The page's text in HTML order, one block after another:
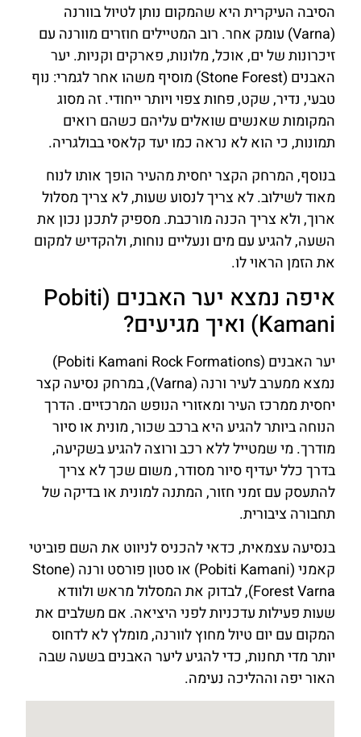
הסיבה העיקרית היא שהמקום נותן לטיול בוורנה
(Varna) עומק אחר. רוב המטיילים חוזרים מוורנה עם
זיכרונות של ים, אוכל, מלונות, פארקים וקניות. יער
האבנים (Stone Forest) מוסיף משהו אחר לגמרי: נוף
טבעי, נדיר, שקט, פחות צפוי ויותר ייחודי. זה מסוג
המקומות שאנשים שואלים עליהם כשהם רואים
תמונות, כי הוא לא נראה כמו יעד קלאסי בבולגריה.
בנוסף, המרחק הקצר יחסית מהעיר הופך אותו לנוח
מאוד לשילוב. לא צריך לנסוע שעות, לא צריך מסלול
ארוך, ולא צריך הכנה מורכבת. מספיק לתכנן נכון את
השעה, להגיע עם מים ונעליים נוחות, ולהקדיש למקום
את הזמן הראוי לו.
איפה נמצא יער האבנים (Pobiti
Kamani) ואיך מגיעים?
יער האבנים (Pobiti Kamani Rock Formations)
נמצא ממערב לעיר ורנה (Varna), במרחק נסיעה קצר
יחסית ממרכז העיר ומאזורי הנופש המרכזיים. הדרך
הנוחה ביותר להגיע היא ברכב שכור, מונית או סיור
מודרך. מי שמטייל ללא רכב ורוצה להגיע בשקיעה,
בדרך כלל יעדיף סיור מסודר, משום שכך לא צריך
להתעסק עם זמני חזור, המתנה למונית או בדיקה של
תחבורה ציבורית.
בנסיעה עצמאית, כדאי להכניס לניווט את השם פוביטי
קאמני (Pobiti Kamani) או סטון פורסט ורנה (Stone
Forest Varna), לבדוק את המסלול מראש ולוודא
שעות פעילות עדכניות לפני היציאה. אם משלבים את
המקום עם יום טיול מחוץ לוורנה, מומלץ לא לדחוס
יותר מדי תחנות, כדי להגיע ליער האבנים בשעה שבה
האור יפה וההליכה נעימה.